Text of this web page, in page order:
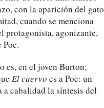
con la aparición del gato
cuando se menciona
protagonista, agonizante,
Poe.
es, en el joven Burton;
El cuervo es a Poe: un
a cabalidad la síntesis del